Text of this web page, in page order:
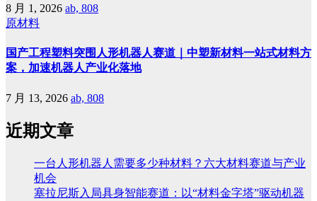
8 月 1, 2026 ab, 808
原材料
国产工程塑料突围人形机器人赛道｜中塑新材料一站式材料方
案，加速机器人产业化落地
7 月 13, 2026 ab, 808
近期文章
一台人形机器人需要多少种材料？六大材料赛道与产业
机会
塞拉尼斯入局具身智能赛道：以“材料金字塔”驱动机器